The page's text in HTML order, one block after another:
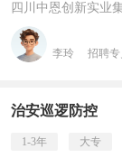
四川中恩创新实业
李玲 招聘专
治安巡逻防控
1-3年 大专